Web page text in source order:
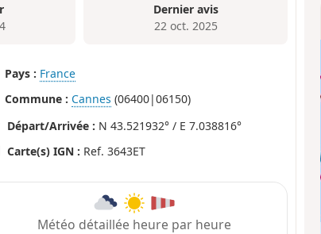
Dernier avis
22 oct. 2025
Pays : France
Commune : Cannes (06400|06150)
Départ/Arrivée : N 43.521932° / E 7.038816°
Carte(s) IGN : Ref. 3643ET
Météo détaillée heure par heure